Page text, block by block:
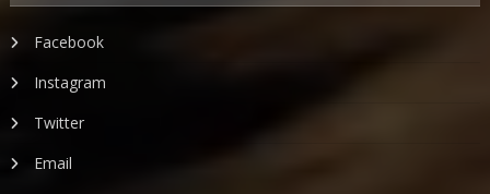
Facebook
Instagram
Twitter
Email